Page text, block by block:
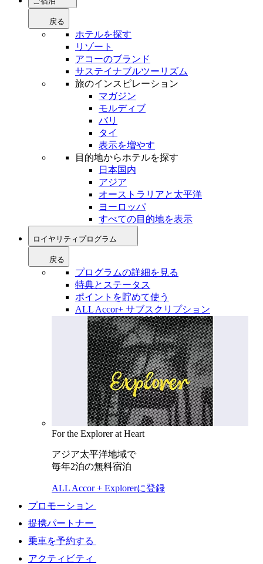
戻る
ホテルを探す
リゾート
アコーのブランド
サステイナブルツーリズム
旅のインスピレーション
マガジン
モルディブ
バリ
タイ
表示を増やす
目的地からホテルを探す
日本国内
アジア
オーストラリアと太平洋
ヨーロッパ
すべての目的地を表示
ロイヤリティプログラム
戻る
プログラムの詳細を見る
特典とステータス
ポイントを貯めて使う
ALL Accor+ サブスクリプション
For the Explorer at Heart
アジア太平洋地域で
毎年2泊の無料宿泊
ALL Accor + Explorerに登録
プロモーション
提携パートナー
乗車を予約する
アクティビティ